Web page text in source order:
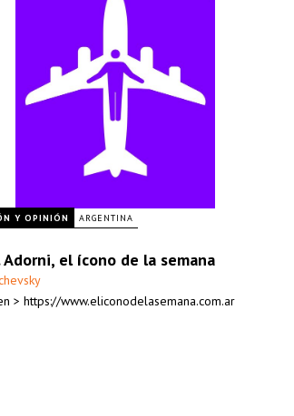
Y OPINIÓN ARGENTINA
Adorni, el ícono de la semana
> https://www.eliconodelasemana.com.ar